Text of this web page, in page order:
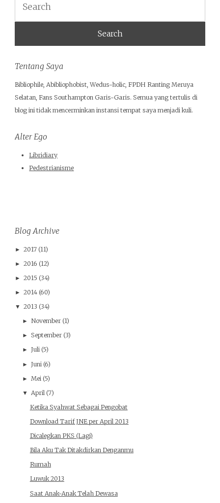
Tentang Saya
Bibliophile, Abibliophobist, Wedus-holic, FPDH Ranting Meruya
Selatan, Fans Southampton Garis-Garis. Semua yang tertulis di
blog ini tidak mencerminkan instansi tempat saya menjadi kuli.
Alter Ego
Libridiary
Pedestrianisme
Blog Archive
► 2017 (11)
► 2016 (12)
► 2015 (34)
► 2014 (60)
▼ 2013 (34)
► November (1)
► September (3)
► Juli (5)
► Juni (6)
► Mei (5)
▼ April (7)
Ketika Syahwat Sebagai Pengobat
Download Tarif JNE per April 2013
Dicalegkan PKS (Lagi)
Bila Aku Tak Ditakdirkan Denganmu
Rumah
Luwuk 2013
Saat Anak-Anak Telah Dewasa